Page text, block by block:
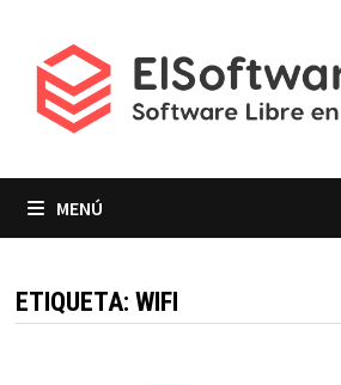
contenido
MENÚ
ETIQUETA: WIFI